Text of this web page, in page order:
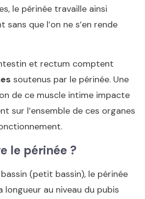
le périnée travaille ainsi
sans que l’on ne s’en rende
et rectum comptent
soutenus par le périnée. Une
de ce muscle intime impacte
sur l’ensemble de ces organes
le périnée ?
(petit bassin), le périnée
longueur au niveau du pubis